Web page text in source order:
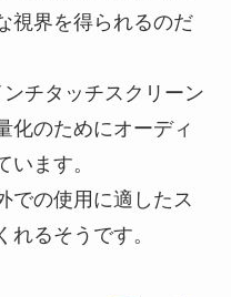
視界を得られるのだ
チタッチスクリーン
化のためにオーディ
ます。
での使用に適したス
れるそうです。